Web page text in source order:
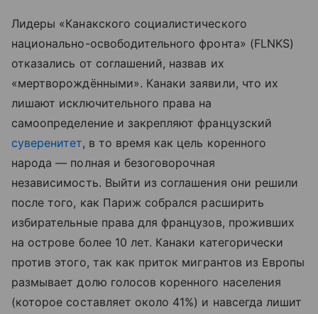
Лидеры «Канакского социалистического
национально-освободительного фронта» (FLNKS)
отказались от соглашений, назвав их
«мертворождёнными». Канаки заявили, что их
лишают исключительного права на
самоопределение и закрепляют французский
суверенитет, в то время как цель коренного
народа — полная и безоговорочная
независимость. Выйти из соглашения они решили
после того, как Париж собрался расширить
избирательные права для французов, проживших
на острове более 10 лет. Канаки категорически
против этого, так как приток мигрантов из Европы
размывает долю голосов коренного населения
(которое составляет около 41%) и навсегда лишит